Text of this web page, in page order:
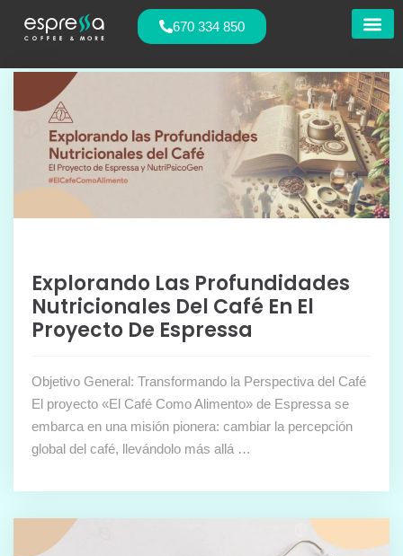
670 334 850
Explorando Las Profundidades
Nutricionales Del Café En El
Proyecto De Espressa
Objetivo General: Transformando la Perspectiva del Café
El proyecto «El Café Como Alimento» de Espressa se
embarca en una misión pionera: cambiar la percepción
global del café, llevándolo más allá …